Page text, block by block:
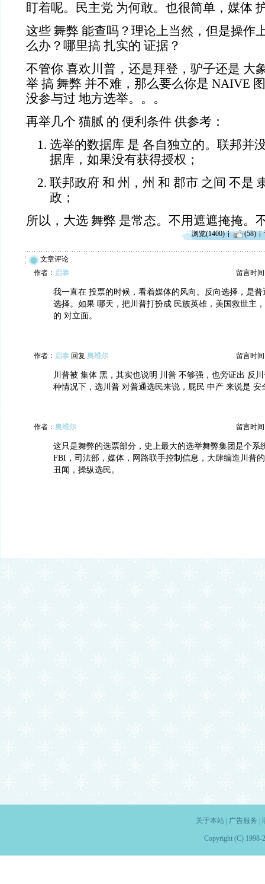
盯着呢。民主党 为何敢。也很简单，媒体
这些 舞弊 能查吗？理论上当然，但是操作
么办？哪里搞 扎实的 证据？
不管你 喜欢川普，还是拜登，驴子还是 大
举 搞 舞弊 并不难，那么要么你是 NAIVE
没参与过 地方选举。。。
再举几个 猫腻 的 便利条件 供参考：
选举的数据库 是 各自独立的。联邦并
据库，如果没有获得授权；
联邦政府 和 州，州 和 郡市 之间 不是
政；
所以，大选 舞弊 是常态。不用遮遮掩掩。
浏览(1400) (58)
文章评论
作者： 启泰 留言时间
我一直在 投票的时候，看着媒体的风向。反向选择，是
选择。如果 哪天，把川普打扮成 民族英雄，美国救世主
的 对立面。
作者： 启泰 回复 奥维尔 留言时间
川普被 集体 黑，其实也说明 川普 不够强，也旁证出 反
种情况下，选川普 对普通选民来说，屁民 中产 来说是 安
作者： 奥维尔 留言时间
这只是舞弊的选票部分，史上最大的选举舞弊集团是个系
FBI，司法部，媒体，网路联手控制信息，大肆编造川普
丑闻，操纵选民。
关于本站| 广告服务
Copyright (C) 1998-